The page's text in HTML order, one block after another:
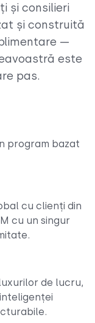
și consilieri
și construită
—
este
pas.
program bazat
cu clienți din
cu un singur
de lucru,